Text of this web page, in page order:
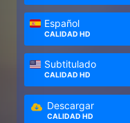
Español
CALIDAD HD
Subtitulado
CALIDAD HD
Descargar
CALIDAD HD